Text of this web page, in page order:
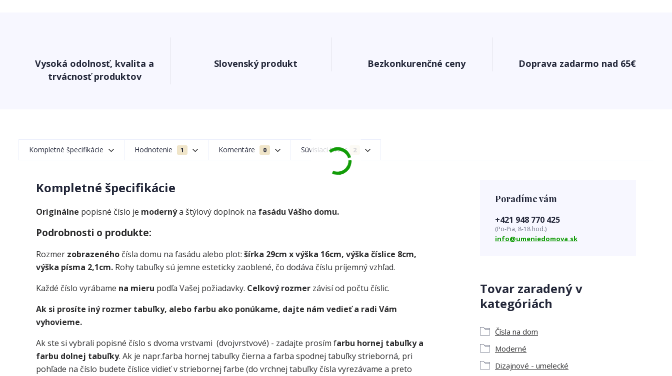
Vysoká odolnosť, kvalita a
trvácnosť produktov
Slovenský produkt Bezkonkurenčné ceny Doprava zadarmo nad 65€
Kompletné špecifikácie Hodnotenie 1 Komentáre 0 Súvisiaci tovar 2
Kompletné špecifikácie
Originálne popisné číslo je modernýa štýlový doplnok na fasádu Vášho domu.
Podrobnosti o produkte:
Rozmer zobrazeného čísla domu na fasádu alebo plot: šírka 29cm x výška 16cm, výška číslice 8cm,
výška písma 2,1cm. Rohy tabuľky sú jemne esteticky zaoblené, čo dodáva číslu príjemný vzhľad.
Každé číslo vyrábame na mieru podľa Vašej požiadavky. Celkový rozmer závisí od počtu číslic.
Ak si prosíte iný rozmer tabuľky, alebo farbu ako ponúkame, dajte nám vedieť a radi Vám
vyhovieme.
Ak ste si vybrali popisné číslo s dvoma vrstvami (dvojvrstvové) - zadajte prosím farbu hornej tabuľky a
farbu dolnej tabuľky. Ak je napr.farba hornej tabuľky čierna a farba spodnej tabuľky strieborná, pri
pohľade na číslo budete číslice vidieť v striebornej farbe (do vrchnej tabuľky čísla vyrezávame a preto
Tovar zaradený v
kategóriách
Čísla na dom
Moderné
Dizajnové - umelecké
Poradíme vám
+421 948 770 425
(Po-Pia, 8-18 hod.)
info@umeniedomova.sk